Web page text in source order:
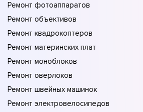
Ремонт фотоаппаратов
Ремонт объективов
Ремонт квадрокоптеров
Ремонт материнских плат
Ремонт моноблоков
Ремонт оверлоков
Ремонт швейных машинок
Ремонт электровелосипедов